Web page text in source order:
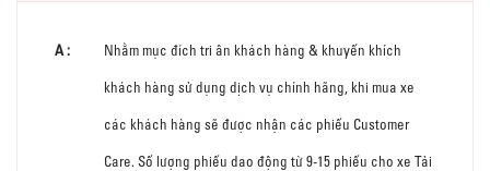
Nhằm mục đích tri ân khách hàng & khuyến khích
khách hàng sử dụng dịch vụ chính hãng, khi mua xe
các khách hàng sẽ được nhận các phiếu Customer
Care. Số lượng phiếu dao động từ 9-15 phiếu cho xe Tải